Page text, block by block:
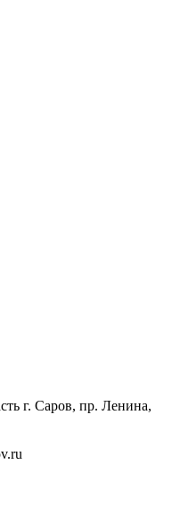
г. Саров, пр. Ленина,